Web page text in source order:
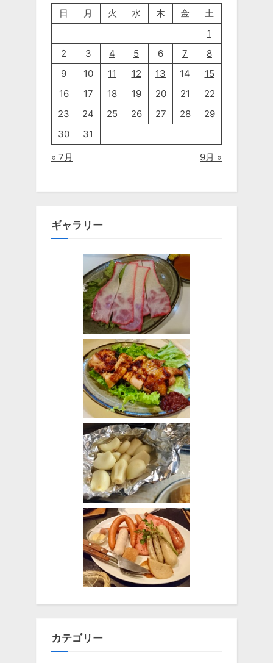
日
月 火 水 木 金
土
1
2
3 4 5 6 7
8
9
10 11 12 13 14
15
16
17 18 19 20 21
22
23
24 25 26 27 28
29
30
31
« 7月
9月 »
ギャラリー
カテゴリー